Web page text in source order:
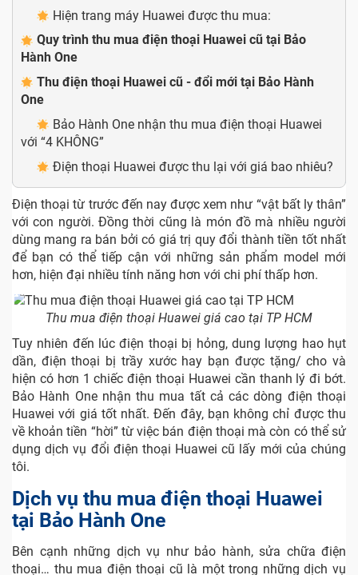
Hiện trang máy Huawei được thu mua:
Quy trình thu mua điện thoại Huawei cũ tại Bảo
Hành One
Thu điện thoại Huawei cũ - đổi mới tại Bảo Hành
One
Bảo Hành One nhận thu mua điện thoại Huawei
với “4 KHÔNG”
Điện thoại Huawei được thu lại với giá bao nhiêu?
Điện thoại từ trước đến nay được xem như “vật bất ly thân”
với con người. Đồng thời cũng là món đồ mà nhiều người
dùng mang ra bán bởi có giá trị quy đổi thành tiền tốt nhất
để bạn có thể tiếp cận với những sản phẩm model mới
hơn, hiện đại nhiều tính năng hơn với chi phí thấp hơn.
Thu mua điện thoại Huawei giá cao tại TP HCM
Tuy nhiên đến lúc điện thoại bị hỏng, dung lượng hao hụt
dần, điện thoại bị trầy xước hay bạn được tặng/ cho và
hiện có hơn 1 chiếc điện thoại Huawei cần thanh lý đi bớt.
Bảo Hành One nhận thu mua tất cả các dòng điện thoại
Huawei với giá tốt nhất. Đến đây, bạn không chỉ được thu
về khoản tiền “hời” từ việc bán điện thoại mà còn có thể sử
dụng dịch vụ đổi điện thoại Huawei cũ lấy mới của chúng
tôi.
Dịch vụ thu mua điện thoại Huawei
tại Bảo Hành One
Bên cạnh những dịch vụ như bảo hành, sửa chữa điện
thoại… thu mua điện thoại cũ là một trong những dịch vụ